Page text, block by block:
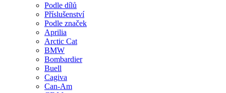
Podle dílů
Příslušenství
Podle značek
Aprilia
Arctic Cat
BMW
Bombardier
Buell
Cagiva
Can-Am